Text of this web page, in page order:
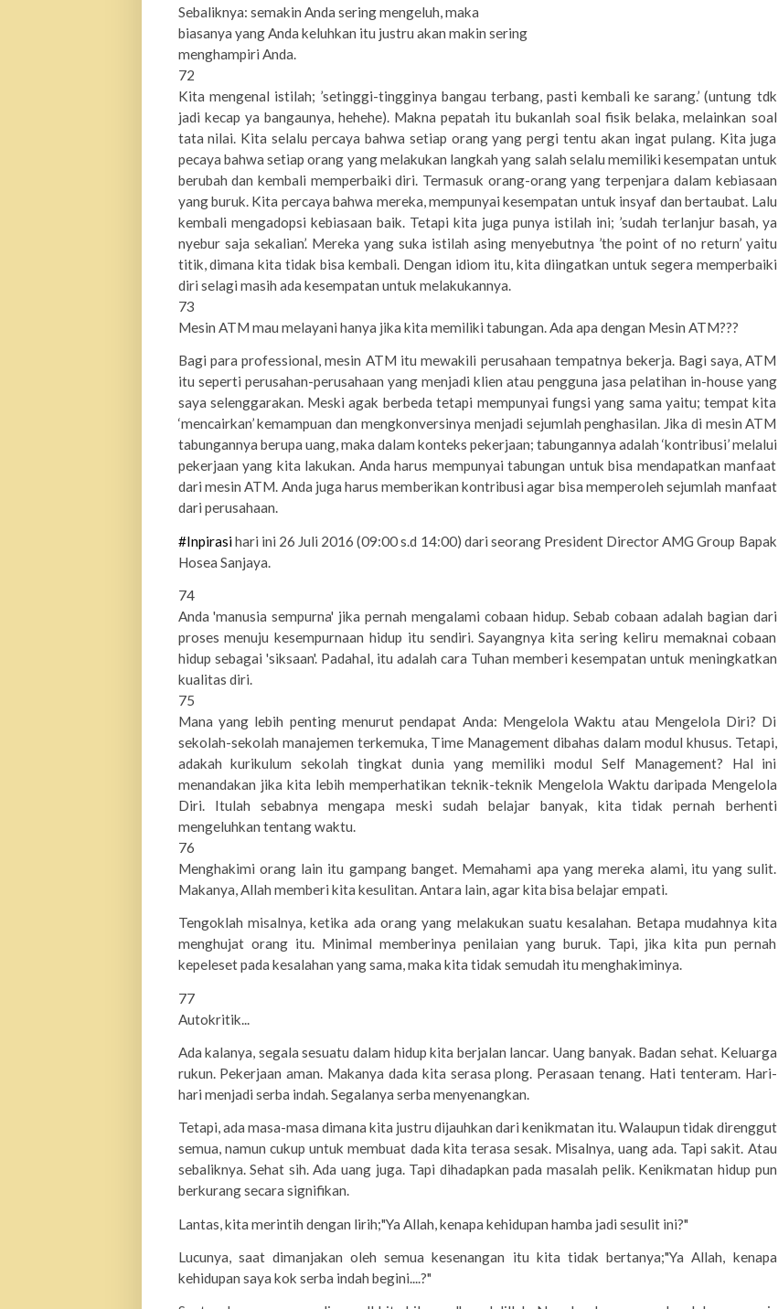
Sebaliknya: semakin Anda sering mengeluh, maka
biasanya yang Anda keluhkan itu justru akan makin sering
menghampiri Anda.
72
Kita mengenal istilah; ’setinggi-tingginya bangau terbang, pasti kembali ke sarang.’ (untung tdk
jadi kecap ya bangaunya, hehehe). Makna pepatah itu bukanlah soal fisik belaka, melainkan soal
tata nilai. Kita selalu percaya bahwa setiap orang yang pergi tentu akan ingat pulang. Kita juga
pecaya bahwa setiap orang yang melakukan langkah yang salah selalu memiliki kesempatan untuk
berubah dan kembali memperbaiki diri. Termasuk orang-orang yang terpenjara dalam kebiasaan
yang buruk. Kita percaya bahwa mereka, mempunyai kesempatan untuk insyaf dan bertaubat. Lalu
kembali mengadopsi kebiasaan baik. Tetapi kita juga punya istilah ini; ’sudah terlanjur basah, ya
nyebur saja sekalian’. Mereka yang suka istilah asing menyebutnya ’the point of no return’ yaitu
titik, dimana kita tidak bisa kembali. Dengan idiom itu, kita diingatkan untuk segera memperbaiki
diri selagi masih ada kesempatan untuk melakukannya.
73
Mesin ATM mau melayani hanya jika kita memiliki tabungan. Ada apa dengan Mesin ATM???
Bagi para professional, mesin ATM itu mewakili perusahaan tempatnya bekerja. Bagi saya, ATM
itu seperti perusahan-perusahaan yang menjadi klien atau pengguna jasa pelatihan in-house yang
saya selenggarakan. Meski agak berbeda tetapi mempunyai fungsi yang sama yaitu; tempat kita
‘mencairkan’ kemampuan dan mengkonversinya menjadi sejumlah penghasilan. Jika di mesin ATM
tabungannya berupa uang, maka dalam konteks pekerjaan; tabungannya adalah ‘kontribusi’ melalui
pekerjaan yang kita lakukan. Anda harus mempunyai tabungan untuk bisa mendapatkan manfaat
dari mesin ATM. Anda juga harus memberikan kontribusi agar bisa memperoleh sejumlah manfaat
dari perusahaan.
#Inpirasihari ini 26 Juli 2016 (09:00 s.d 14:00) dari seorang President Director AMG Group Bapak
Hosea Sanjaya.
74
Anda 'manusia sempurna' jika pernah mengalami cobaan hidup. Sebab cobaan adalah bagian dari
proses menuju kesempurnaan hidup itu sendiri. Sayangnya kita sering keliru memaknai cobaan
hidup sebagai 'siksaan'. Padahal, itu adalah cara Tuhan memberi kesempatan untuk meningkatkan
kualitas diri.
75
Mana yang lebih penting menurut pendapat Anda: Mengelola Waktu atau Mengelola Diri? Di
sekolah-sekolah manajemen terkemuka, Time Management dibahas dalam modul khusus. Tetapi,
adakah kurikulum sekolah tingkat dunia yang memiliki modul Self Management? Hal ini
menandakan jika kita lebih memperhatikan teknik-teknik Mengelola Waktu daripada Mengelola
Diri. Itulah sebabnya mengapa meski sudah belajar banyak, kita tidak pernah berhenti
mengeluhkan tentang waktu.
76
Menghakimi orang lain itu gampang banget. Memahami apa yang mereka alami, itu yang sulit.
Makanya, Allah memberi kita kesulitan. Antara lain, agar kita bisa belajar empati.
Tengoklah misalnya, ketika ada orang yang melakukan suatu kesalahan. Betapa mudahnya kita
menghujat orang itu. Minimal memberinya penilaian yang buruk. Tapi, jika kita pun pernah
kepeleset pada kesalahan yang sama, maka kita tidak semudah itu menghakiminya.
77
Autokritik...
Ada kalanya, segala sesuatu dalam hidup kita berjalan lancar. Uang banyak. Badan sehat. Keluarga
rukun. Pekerjaan aman. Makanya dada kita serasa plong. Perasaan tenang. Hati tenteram. Hari-
hari menjadi serba indah. Segalanya serba menyenangkan.
Tetapi, ada masa-masa dimana kita justru dijauhkan dari kenikmatan itu. Walaupun tidak direnggut
semua, namun cukup untuk membuat dada kita terasa sesak. Misalnya, uang ada. Tapi sakit. Atau
sebaliknya. Sehat sih. Ada uang juga. Tapi dihadapkan pada masalah pelik. Kenikmatan hidup pun
berkurang secara signifikan.
Lantas, kita merintih dengan lirih;"Ya Allah, kenapa kehidupan hamba jadi sesulit ini?"
Lucunya, saat dimanjakan oleh semua kesenangan itu kita tidak bertanya;"Ya Allah, kenapa
kehidupan saya kok serba indah begini....?"